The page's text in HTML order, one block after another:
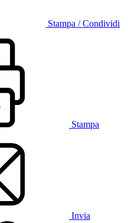
Stampa / Condividi
Stampa
Invia